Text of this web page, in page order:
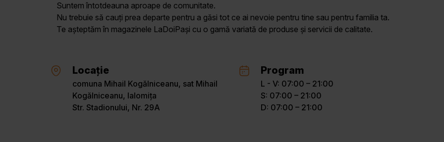
Suntem întotdeauna aproape de comunitate.
Nu trebuie să cauți prea departe pentru a găsi tot ce ai nevoie pentru tine sau pentru familia ta.
Te așteptăm în magazinele LaDoiPași cu o gamă variată de produse și servicii de calitate.
Locație
comuna Mihail Kogălniceanu, sat Mihail
Kogălniceanu, Ialomița
Str. Stadionului, Nr. 29A
Program
L - V: 07:00 – 21:00
S: 07:00 – 21:00
D: 07:00 – 21:00